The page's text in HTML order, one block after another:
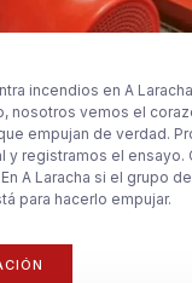
incendios en A
nosotros vemos el
empujan de verdad.
y registramos el ensayo.
En A Laracha si el grupo
para hacerlo empujar.